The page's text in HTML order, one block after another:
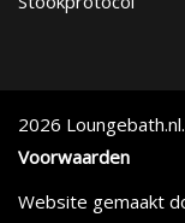
2026
Voorwaarden
Website gemaakt